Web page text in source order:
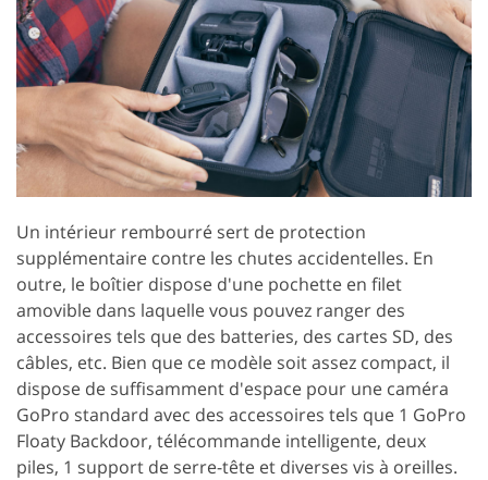
Un intérieur rembourré sert de protection
supplémentaire contre les chutes accidentelles. En
outre, le boîtier dispose d'une pochette en filet
amovible dans laquelle vous pouvez ranger des
accessoires tels que des batteries, des cartes SD, des
câbles, etc. Bien que ce modèle soit assez compact, il
dispose de suffisamment d'espace pour une caméra
GoPro standard avec des accessoires tels que 1 GoPro
Floaty Backdoor, télécommande intelligente, deux
piles, 1 support de serre-tête et diverses vis à oreilles.